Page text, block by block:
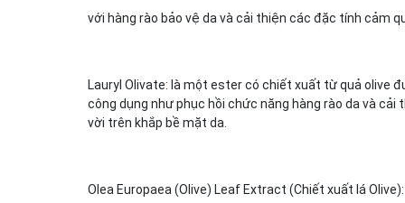
với hàng rào bảo vệ da và cải thiện các đặc tính cảm
Lauryl Olivate: là một ester có chiết xuất từ quả olive
công dụng như phục hồi chức năng hàng rào da và
vời trên khắp bề mặt da.
Olea Europaea (Olive) Leaf Extract (Chiết xuất lá